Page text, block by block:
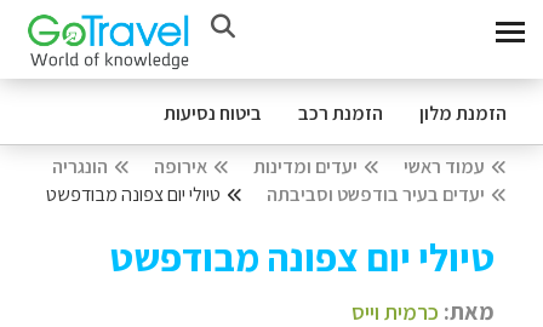
הזמנת מלון הזמנת רכב ביטוח נסיעות
עמוד ראשי יעדים ומדינות אירופה
הונגריה
יעדים בעיר בודפשט וסביבתה
טיולי יום צפונה מבודפשט
טיולי יום צפונה מבודפשט
מאת: כרמית וייס